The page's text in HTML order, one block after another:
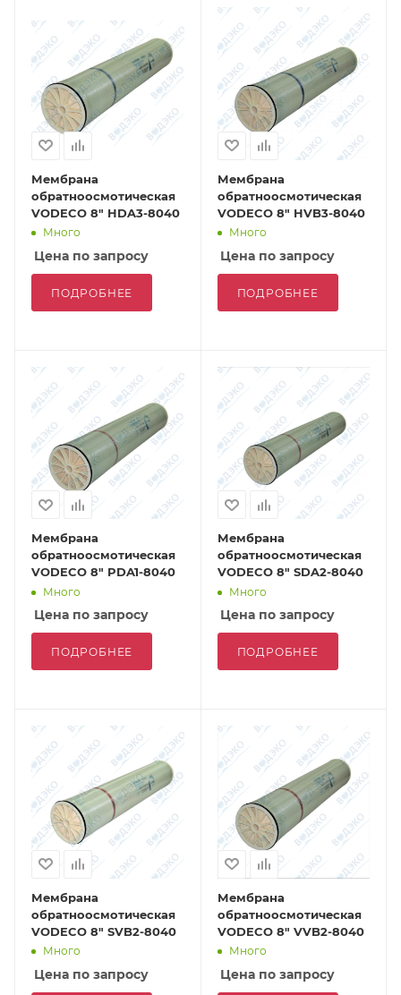
Мембрана
обратноосмотическая
VODECO 8" HDA3-8040
Много
Цена по запросу
ПОДРОБНЕЕ
Мембрана
обратноосмотическая
VODECO 8" HVB3-8040
Много
Цена по запросу
ПОДРОБНЕЕ
Мембрана
обратноосмотическая
VODECO 8" PDA1-8040
Много
Цена по запросу
ПОДРОБНЕЕ
Мембрана
обратноосмотическая
VODECO 8" SDA2-8040
Много
Цена по запросу
ПОДРОБНЕЕ
Мембрана
обратноосмотическая
VODECO 8" SVB2-8040
Много
Цена по запросу
Мембрана
обратноосмотическая
VODECO 8" VVB2-8040
Много
Цена по запросу